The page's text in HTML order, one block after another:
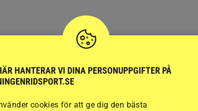
HANTERAR VI DINA PERSONUPPGIFTER PÅ
cookies för att ge dig den bästa